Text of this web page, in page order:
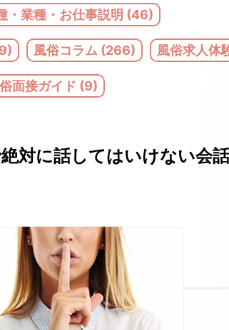
・業種・お仕事説明 (46)
風俗コラム (266) 風俗求人体
面接ガイド (9)
対に話してはいけない会